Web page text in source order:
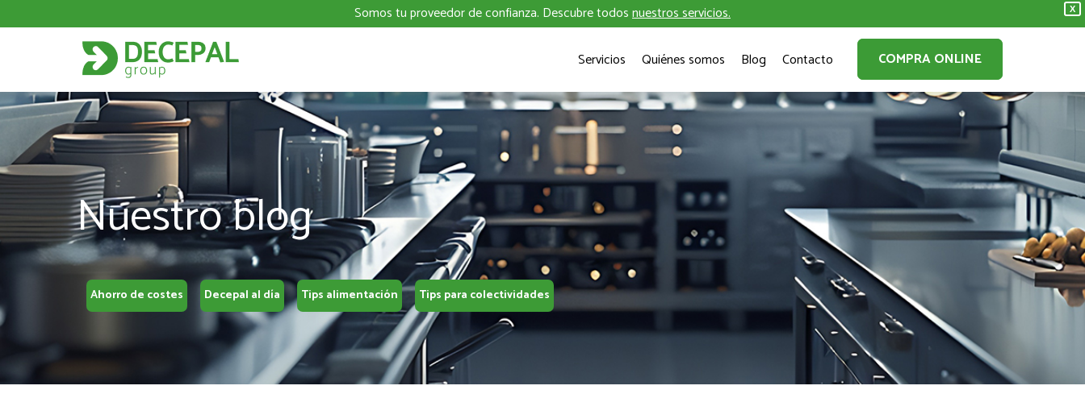
X
Somos tu proveedor de confianza. Descubre todosnuestros servicios.
Servicios Quiénes somos Blog Contacto COMPRA ONLINE
Nuestro blog
Ahorro de costes Decepal al día Tips alimentación Tips para colectividades